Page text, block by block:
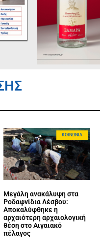
ΚΟΙΝΩΝΊΑ
Μεγάλη ανακάλυψη στα
Ροδαφνίδια Λέσβου:
Αποκαλύφθηκε η
αρχαιότερη αρχαιολογική
θέση στο Αιγαιακό
πέλαγος